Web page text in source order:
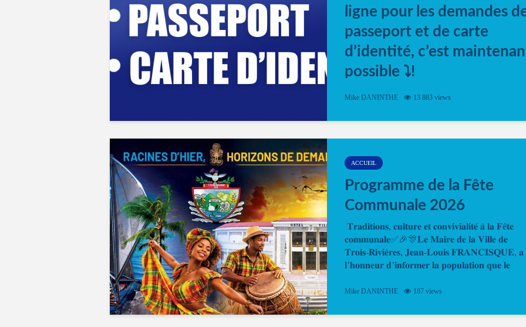
ligne pour les demandes
passeport et de carte
d’identité, c’est
possible ⤵️!
Désormais, il est possible de prendre rendez-vous
Mike DANINTHE 13 883 views
ACCUEIL
Programme de la Fête
Communale 2026
𝐓𝐫𝐚𝐝𝐢𝐭𝐢𝐨𝐧𝐬, 𝐜𝐮𝐥𝐭𝐮𝐫𝐞 𝐞𝐭 𝐜𝐨𝐧𝐯𝐢𝐯𝐢𝐚𝐥𝐢𝐭𝐞́ 𝐚̀ 𝐥𝐚 𝐅𝐞̂𝐭𝐞
𝐜𝐨𝐦𝐦𝐮𝐧𝐚𝐥𝐞✅🎉🎊𝐋𝐞 𝐌𝐚𝐢𝐫𝐞 𝐝𝐞 𝐥𝐚 𝐕𝐢𝐥𝐥𝐞 𝐝𝐞
𝐓𝐫𝐨𝐢𝐬-𝐑𝐢𝐯𝐢𝐞̀𝐫𝐞𝐬, 𝐉𝐞𝐚𝐧-𝐋𝐨𝐮𝐢𝐬 𝐅𝐑𝐀𝐍𝐂𝐈𝐒𝐐𝐔𝐄, 𝐚
𝐥’𝐡𝐨𝐧𝐧𝐞𝐮𝐫 𝐝’𝐢𝐧𝐟𝐨𝐫𝐦𝐞𝐫 𝐥𝐚 𝐩𝐨𝐩𝐮𝐥𝐚𝐭𝐢𝐨𝐧 𝐪𝐮𝐞 𝐥𝐞
Mike DANINTHE 187 views